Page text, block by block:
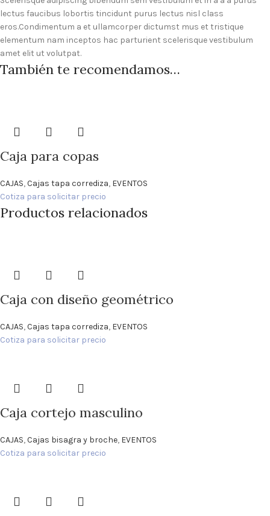
lectus faucibus lobortis tincidunt purus lectus nisl class
eros.Condimentum a et ullamcorper dictumst mus et tristique
elementum nam inceptos hac parturient scelerisque vestibulum
amet elit ut volutpat.
También te recomendamos…
Caja para copas
CAJAS,Cajas tapa corrediza, EVENTOS
Cotiza para solicitar precio
Productos relacionados
Caja con diseño geométrico
CAJAS,Cajas tapa corrediza, EVENTOS
Cotiza para solicitar precio
Caja cortejo masculino
CAJAS,Cajas bisagra y broche, EVENTOS
Cotiza para solicitar precio